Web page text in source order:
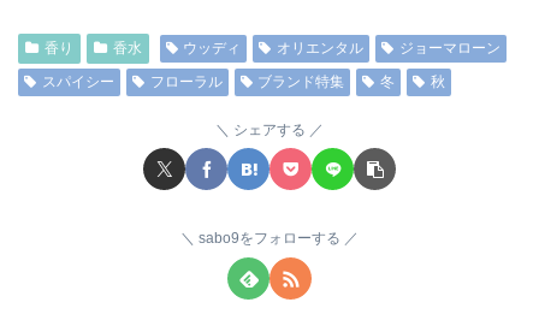
香り 香水 ウッディ オリエンタル
ジョーマローン
スパイシー
フローラル ブランド特集 冬 秋
シェアする
sabo9をフォローする